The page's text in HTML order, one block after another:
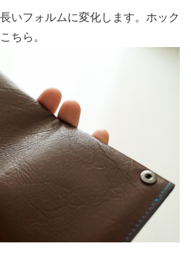
いフォルムに変化します。ホック
ちら。